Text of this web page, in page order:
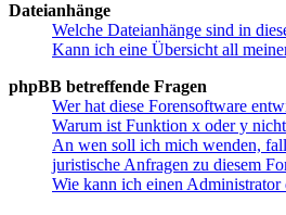
Dateianhänge
Welche Dateianhänge sind in
Kann ich eine Übersicht all
phpBB betreffende Fragen
Wer hat diese Forensoftware
Warum ist Funktion x oder y
An wen soll ich mich wenden,
juristische Anfragen zu diesem
Wie kann ich einen Administrator